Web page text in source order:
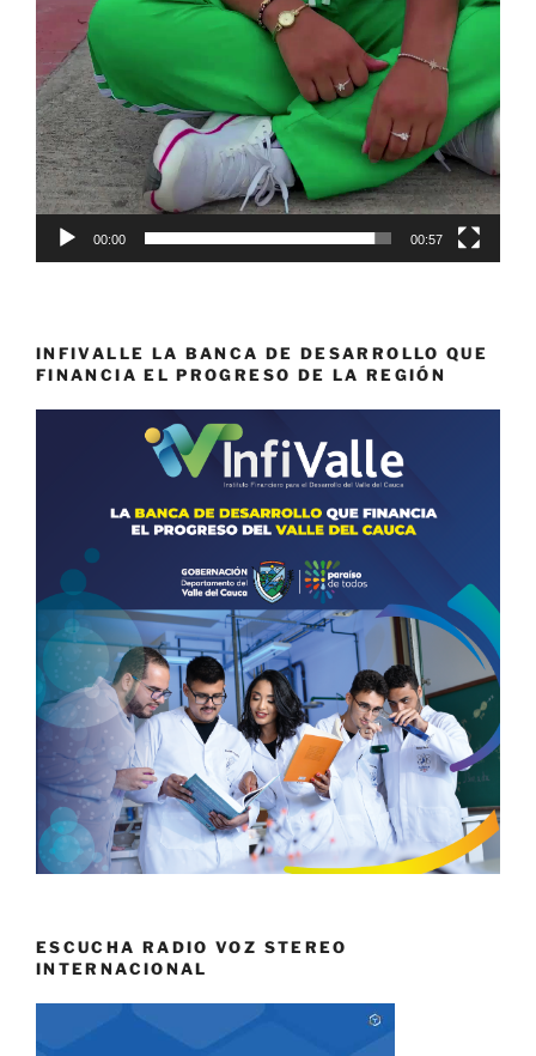
00:00 00:57
INFIVALLE LA BANCA DE DESARROLLO QUE
FINANCIA EL PROGRESO DE LA REGIÓN
ESCUCHA RADIO VOZ STEREO
INTERNACIONAL